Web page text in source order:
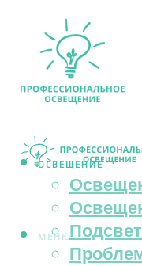
ОСВЕЩЕНИЕ
МЕНЮ